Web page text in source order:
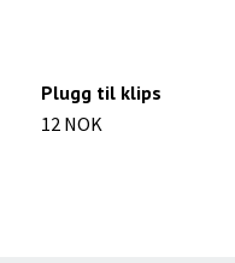
Plugg til klips
12 NOK